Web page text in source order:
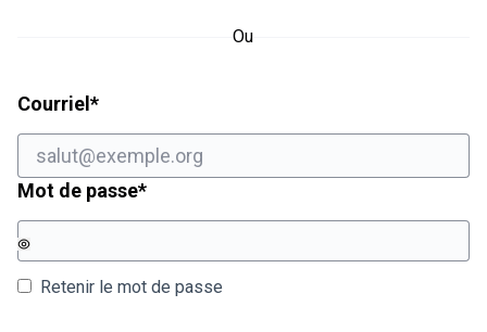
Ou
Courriel *Champ obligatoire
Mot de passe*Champ obligatoire
Retenir le mot de passe